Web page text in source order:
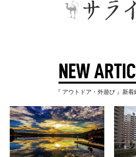
NEW
『 アウトドア・外遊び 』新